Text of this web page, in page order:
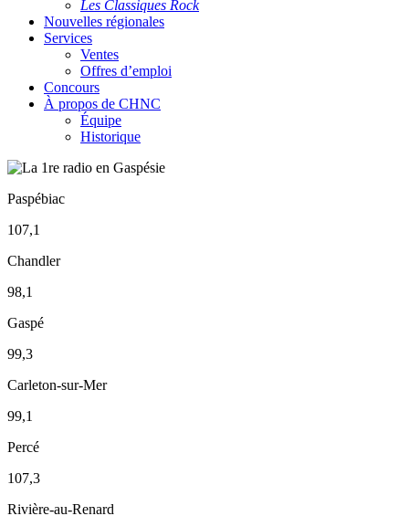
Les Classiques Rock
Nouvelles régionales
Services
Ventes
Offres d’emploi
Concours
À propos de CHNC
Équipe
Historique
Paspébiac
107,1
Chandler
98,1
Gaspé
99,3
Carleton-sur-Mer
99,1
Percé
107,3
Rivière-au-Renard